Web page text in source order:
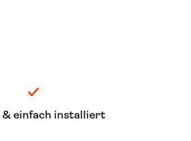
& einfach installiert